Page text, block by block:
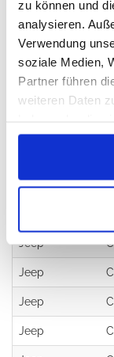
zu können und
analysieren.
Verwendung
soziale Medien,
Partner führen
weiteren Daten
gesammelt
Jeep
Jeep
Jeep
Jeep
Jeep